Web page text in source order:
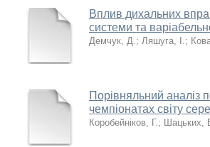
Вплив дихальних
системи та
Демчук, Д.; Ляшуга, І.;
Порівняльний аналіз
чемпіонатах світу
Коробейніков, Г.; Шацьких,